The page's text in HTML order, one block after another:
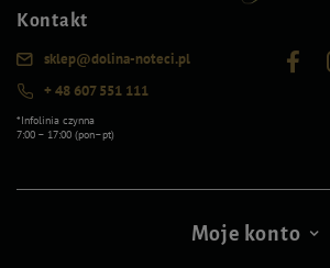
Kontakt
sklep@dolina-noteci.pl
+ 48 607 551 111
*Infolinia czynna
7:00 – 17:00 (pon–pt)
Moje konto